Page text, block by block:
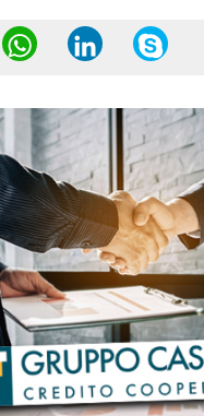
WhatsApp